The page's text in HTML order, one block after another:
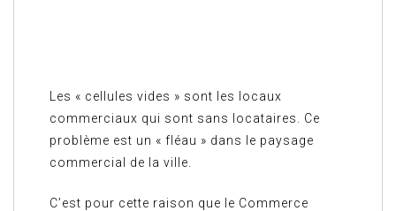
Les « cellules vides » sont les locaux
commerciaux qui sont sans locataires. Ce
problème est un « fléau » dans le paysage
commercial de la ville.
C’est pour cette raison que le Commerce